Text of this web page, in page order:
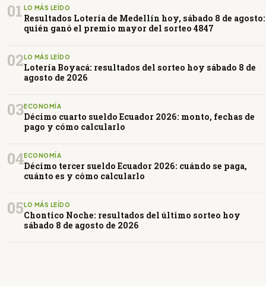
01 LO MÁS LEÍDO
Resultados Lotería de Medellín hoy, sábado 8 de agosto:
quién ganó el premio mayor del sorteo 4847
02 LO MÁS LEÍDO
Lotería Boyacá: resultados del sorteo hoy sábado 8 de
agosto de 2026
03ECONOMÍA
Décimo cuarto sueldo Ecuador 2026: monto, fechas de
pago y cómo calcularlo
04ECONOMÍA
Décimo tercer sueldo Ecuador 2026: cuándo se paga,
cuánto es y cómo calcularlo
05 LO MÁS LEÍDO
Chontico Noche: resultados del último sorteo hoy
sábado 8 de agosto de 2026